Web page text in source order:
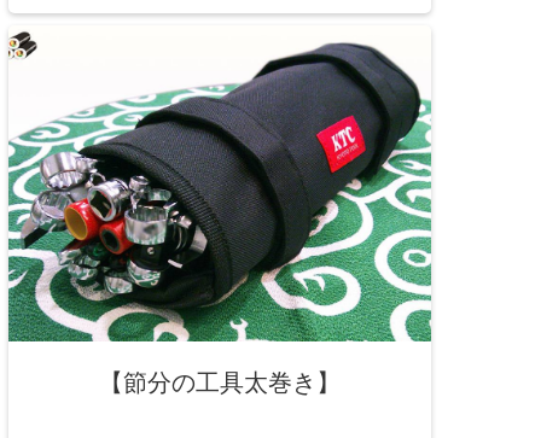
【節分の工具太巻き】